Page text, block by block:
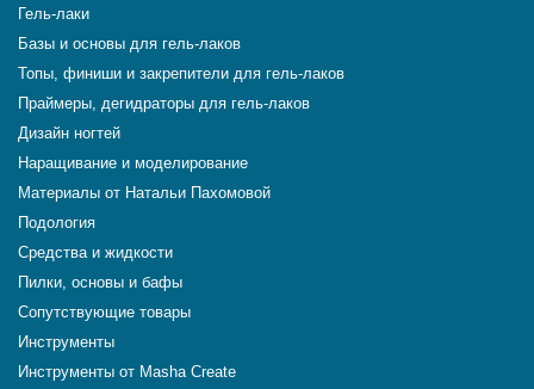
Гель-лаки
Базы и основы для гель-лаков
Топы, финиши и закрепители для гель-лаков
Праймеры, дегидраторы для гель-лаков
Дизайн ногтей
Наращивание и моделирование
Материалы от Натальи Пахомовой
Подология
Средства и жидкости
Пилки, основы и бафы
Сопутствующие товары
Инструменты
Инструменты от Masha Create